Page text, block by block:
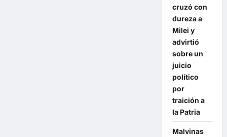
cruzó con
dureza a
Milei y
advirtió
sobre un
juicio
político
por
traición a
la Patria
Malvinas